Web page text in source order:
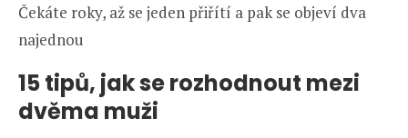
Čekáte roky, až se jeden přiřítí a pak se objeví dva
najednou
15 tipů, jak se rozhodnout mezi
dvěma muži